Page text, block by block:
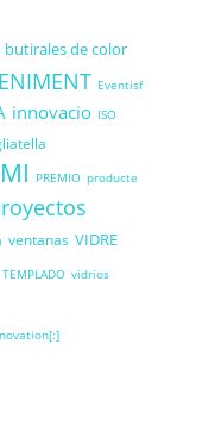
butirales de color
Eventisf
innovacio ISO
PREMIO producte
ventanas VIDRE
vidrios